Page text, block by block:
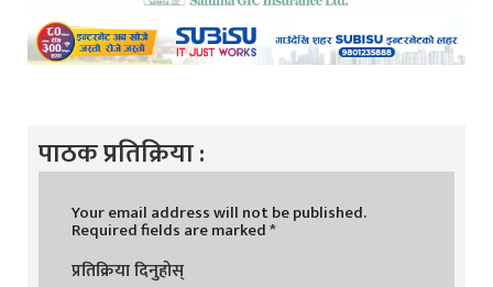
पाठक प्रतिक्रिया :
Your email address will not be published.
Required fields are marked*
प्रतिक्रिया दिनुहोस्